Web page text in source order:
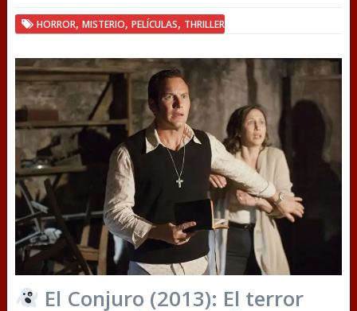
HORROR, MISTERIO, PELÍCULAS, THRILLER
El Conjuro (2013): El terror